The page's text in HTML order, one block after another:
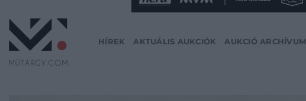
HÍREK AKTUÁLIS AUKCIÓK AUKCIÓ ARCHÍVUM